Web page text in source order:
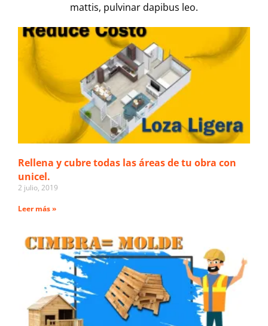
mattis, pulvinar dapibus leo.
Rellena y cubre todas las áreas de tu obra con
unicel.
2 julio, 2019
Leer más »